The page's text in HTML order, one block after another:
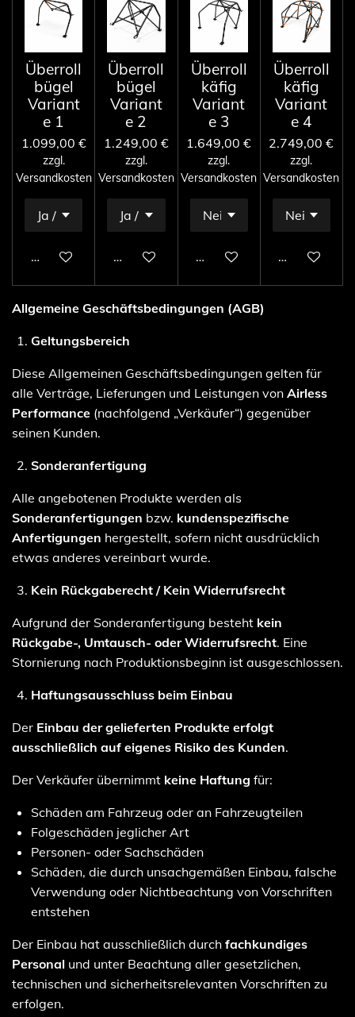
Überroll
bügel
Variant
e 1
1.099,00 €
zzgl.
Versandkosten
In den Warenkorb
Überroll
bügel
Variant
e 2
1.249,00 €
zzgl.
Versandkosten
In den Warenkorb
Überroll
käfig
Variant
e 3
1.649,00 €
zzgl.
Versandkosten
In den Warenkorb
Überroll
käfig
Variant
e 4
2.749,00 €
zzgl.
Versandkosten
In den
Allgemeine Geschäftsbedingungen (AGB)
Geltungsbereich
Diese Allgemeinen Geschäftsbedingungen gelten für
alle Verträge, Lieferungen und Leistungen von Airless
Performance (nachfolgend „Verkäufer“) gegenüber
seinen Kunden.
Sonderanfertigung
Alle angebotenen Produkte werden als
Sonderanfertigungen bzw. kundenspezifische
Anfertigungen hergestellt, sofern nicht ausdrücklich
etwas anderes vereinbart wurde.
Kein Rückgaberecht / Kein Widerrufsrecht
Aufgrund der Sonderanfertigung besteht kein
Rückgabe-, Umtausch- oder Widerrufsrecht. Eine
Stornierung nach Produktionsbeginn ist ausgeschlossen.
Haftungsausschluss beim Einbau
Der Einbau der gelieferten Produkte erfolgt
ausschließlich auf eigenes Risiko des Kunden.
Der Verkäufer übernimmt keine Haftung für:
Schäden am Fahrzeug oder an Fahrzeugteilen
Folgeschäden jeglicher Art
Personen- oder Sachschäden
Schäden, die durch unsachgemäßen Einbau, falsche
Verwendung oder Nichtbeachtung von Vorschriften
entstehen
Der Einbau hat ausschließlich durch fachkundiges
Personal und unter Beachtung aller gesetzlichen,
technischen und sicherheitsrelevanten Vorschriften zu
erfolgen.